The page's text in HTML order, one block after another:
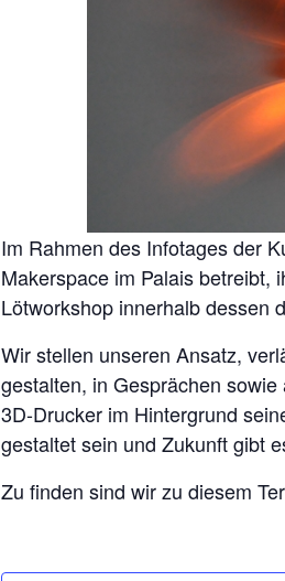
Im Rahmen des Infotages der
Makerspace im Palais betreibt,
Lötworkshop innerhalb dessen
Wir stellen unseren Ansatz,
gestalten, in Gesprächen
3D-Drucker im Hintergrund
gestaltet sein und Zukunft gibt
Zu finden sind wir zu diesem